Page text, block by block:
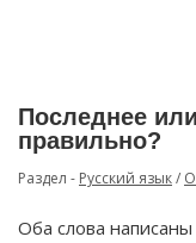
Последнее
правильно?
Раздел - Русский язык/
Оба слова